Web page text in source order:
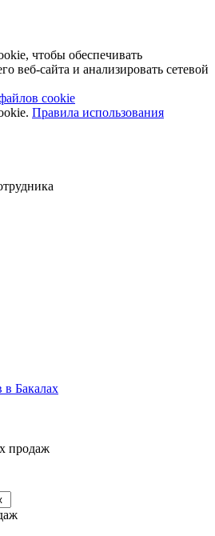
чтобы обеспечивать
веб-сайта и анализировать сетевой
cookie
Правила использования
в Бакалах
продаж